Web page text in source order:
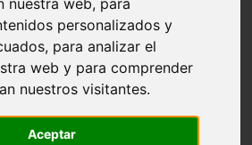
personalizados y
para analizar el
web y para comprender
nuestros visitantes.
Aceptar